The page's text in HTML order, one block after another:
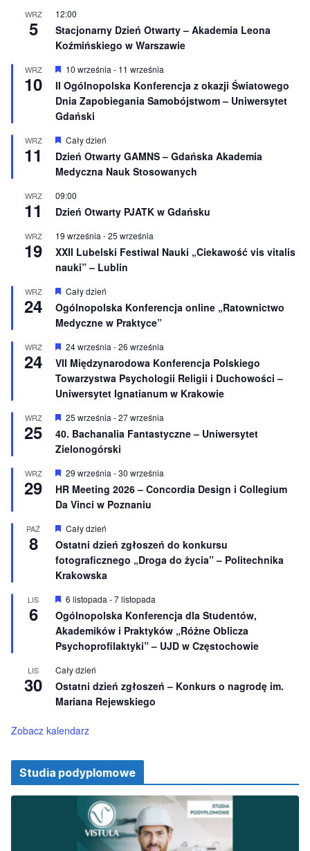
n
e
WRZ
5
12:00
Stacjonarny Dzień Otwarty – Akademia Leona
Koźmińskiego w Warszawie
WRZ
10
W
y
r
ó
ż
n
o
n
e
10 września - 11 września
II Ogólnopolska Konferencja z okazji Światowego
Dnia Zapobiegania Samobójstwom – Uniwersytet
Gdański
WRZ
11
W
y
r
ó
n
o
e
Cały dzień
Dzień Otwarty GAMNS – Gdańska Akademia
Medyczna Nauk Stosowanych
WRZ
11
09:00
Dzień Otwarty PJATK w Gdańsku
WRZ
19
19 września -25 września
XXII Lubelski Festiwal Nauki „Ciekawość vis vitalis
nauki” – Lublin
WRZ
24
W
r
ó
n
i
o
n
e
Cały dzień
Ogólnopolska Konferencja online „Ratownictwo
Medyczne w Praktyce”
WRZ
24
W
y
r
ó
ż
n
i
o
n
e
24 września -26 września
VII Międzynarodowa Konferencja Polskiego
Towarzystwa Psychologii Religii i Duchowości –
Uniwersytet Ignatianum w Krakowie
WRZ
25
W
r
ó
n
i
o
n
25 września -27 września
40. Bachanalia Fantastyczne – Uniwersytet
Zielonogórski
WRZ
29
W
y
r
ó
n
o
n
e
29 września -30 września
HR Meeting 2026 – Concordia Design i Collegium
Da Vinci w Poznaniu
PAŹ
8
W
r
ó
ż
n
i
o
n
e
Cały dzień
Ostatni dzień zgłoszeń do konkursu
fotograficznego „Droga do życia” – Politechnika
Krakowska
LIS
6
W
r
ó
ż
n
o
n
e
6 listopada -7 listopada
Ogólnopolska Konferencja dla Studentów,
Akademików i Praktyków „Różne Oblicza
Psychoprofilaktyki” – UJD w Częstochowie
LIS
30
Cały dzień
Ostatni dzień zgłoszeń – Konkurs o nagrodę im.
Mariana Rejewskiego
Zobacz kalendarz
Studia podyplomowe